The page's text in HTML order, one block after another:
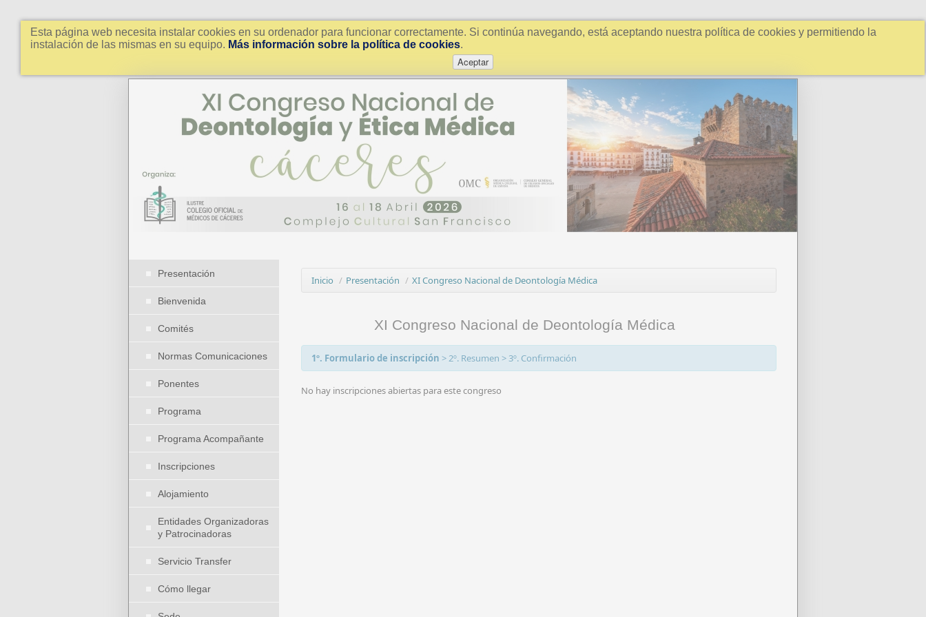
Esta página web necesita instalar cookies en su ordenador para funcionar correctamente. Si continúa navegando, está aceptando nuestra política de cookies y permitiendo la
instalación de las mismas en su equipo. Más información sobre la política de cookies.
Aceptar
Presentación
Bienvenida
Comités
Normas Comunicaciones
Ponentes
Programa
Programa Acompañante
Inscripciones
Alojamiento
Entidades Organizadoras
y Patrocinadoras
Servicio Transfer
Cómo llegar
Inicio / Presentación / XI Congreso Nacional de Deontología Médica
XI Congreso Nacional de Deontología Médica
1º. Formulario de inscripción >2º. Resumen > 3º. Confirmación
No hay inscripciones abiertas para este congreso